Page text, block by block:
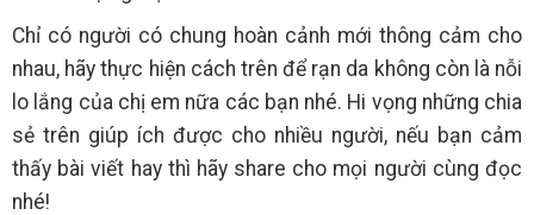
Chỉ có người có chung hoàn cảnh mới thông cảm cho
nhau, hãy thực hiện cách trên để rạn da không còn là nỗi
lo lắng của chị em nữa các bạn nhé. Hi vọng những chia
sẻ trên giúp ích được cho nhiều người, nếu bạn cảm
thấy bài viết hay thì hãy share cho mọi người cùng đọc
nhé!